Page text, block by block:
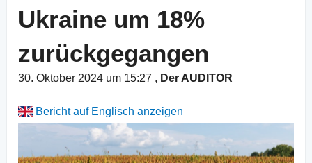
Ukraine um 18%
zurückgegangen
30. Oktober 2024 um 15:27 , Der AUDITOR
Bericht auf Englisch anzeigen